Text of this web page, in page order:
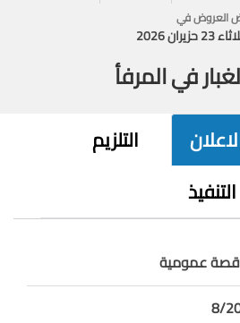
العروض في
حزيران 2026
في المرفأ
التلزيم
التنفيذ
عمومية
8/